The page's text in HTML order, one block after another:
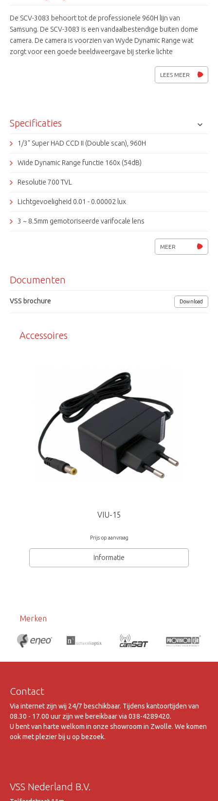
De SCV-3083 behoort tot de professionele 960H lijn van
Samsung. De SCV-3083 is een vandaalbestendige buiten dome
camera. De camera is voorzien van Wyde Dynamic Range wat
zorgt voor een goede beeldweergave bij sterke lichte
heeft de camera 700TV lijnen, simple focus, real day & night,
privacymaskering, digital noise reduction en video analytics (vast /
omstandigheden, waardoor het een goede camera is voor
iedereen die op zoek naar een hoogwaardige video
bewakingscamera.
LEES MEER
Specificaties
1/3" Super HAD CCD II (Double scan), 960H
Wide Dynamic Range functie 160x (54dB)
Resolutie 700 TVL
Lichtgevoeligheid 0.01 - 0.00002 lux
3 ~ 8.5mm gemotoriseerde varifocale lens
Simple focus, SSNRIII, SSDR, DIS, BLC, HLC, ATW
Video Analytics: fixed / moved, fence, tracking, counting
12 Instelbare privacy zones, IR-filter
Weersbestendig, beschermingklasse (IP66)
Afmetingen (Øxh) 137x106mm
MEER
Documenten
VSS brochure Download
Accessoires
VIU-15
Prijs op aanvraag
Informatie
Merken
Contact
Via internet zijn wij 24/7 beschikbaar. Tijdens kantoortijden van
08.30 - 17.00 uur zijn we bereikbaar via 038-4289420.
U bent van harte welkom in onze showroom in Zwolle. We komen
ook met plezier bij u op bezoek.
VSS Nederland B.V.